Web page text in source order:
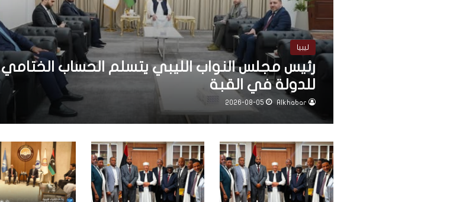
ليبيا
رئيس مجلس النواب الليبي يتسلم الحساب الختامي
للدولة في القبة
Alkhabar
2026-08-05